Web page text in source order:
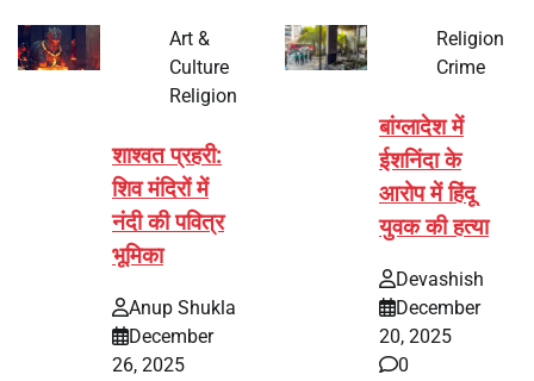
Art &
Culture
Religion
शाश्वत प्रहरी:
शिव मंदिरों में
नंदी की पवित्र
भूमिका
Anup Shukla
December
26, 2025
Religion
Crime
बांग्लादेश में
ईशनिंदा के
आरोप में हिंदू
युवक की हत्या
Devashish
December
20, 2025
0